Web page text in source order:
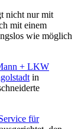
nicht nur mit
mit einem
wie möglich
+ LKW
in
für